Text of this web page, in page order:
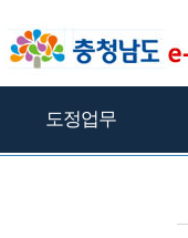
도정업무